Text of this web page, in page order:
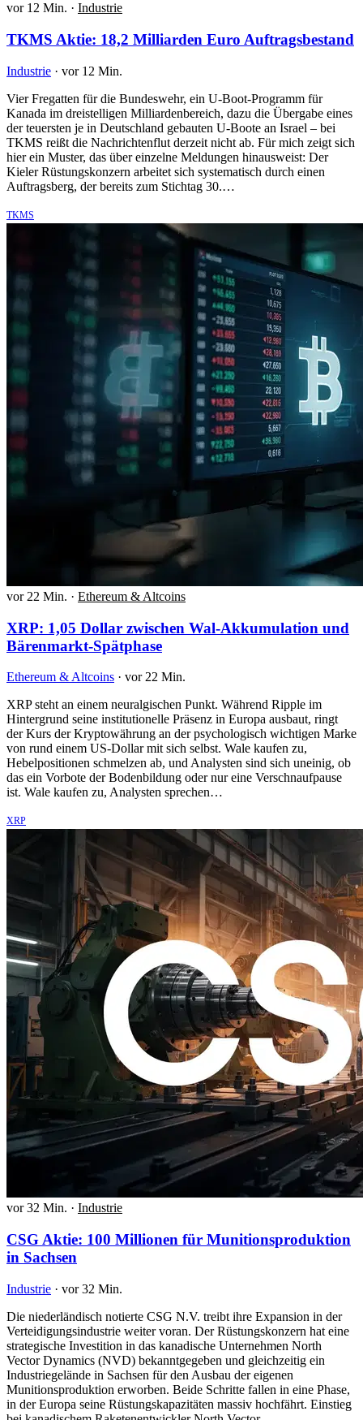
vor 12 Min. · Industrie
TKMS Aktie: 18,2 Milliarden Euro Auftragsbestand
Industrie · vor 12 Min.
Vier Fregatten für die Bundeswehr, ein U-Boot-Programm für
Kanada im dreistelligen Milliardenbereich, dazu die Übergabe eines
der teuersten je in Deutschland gebauten U-Boote an Israel – bei
TKMS reißt die Nachrichtenflut derzeit nicht ab. Für mich zeigt sich
hier ein Muster, das über einzelne Meldungen hinausweist: Der
Kieler Rüstungskonzern arbeitet sich systematisch durch einen
Auftragsberg, der bereits zum Stichtag 30.…
TKMS
vor 22 Min. · Ethereum & Altcoins
XRP: 1,05 Dollar zwischen Wal-Akkumulation und
Bärenmarkt-Spätphase
Ethereum & Altcoins · vor 22 Min.
XRP steht an einem neuralgischen Punkt. Während Ripple im
Hintergrund seine institutionelle Präsenz in Europa ausbaut, ringt
der Kurs der Kryptowährung an der psychologisch wichtigen Marke
von rund einem US-Dollar mit sich selbst. Wale kaufen zu,
Hebelpositionen schmelzen ab, und Analysten sind sich uneinig, ob
das ein Vorbote der Bodenbildung oder nur eine Verschnaufpause
ist. Wale kaufen zu, Analysten sprechen…
XRP
vor 32 Min. · Industrie
CSG Aktie: 100 Millionen für Munitionsproduktion
in Sachsen
Industrie · vor 32 Min.
Die niederländisch notierte CSG N.V. treibt ihre Expansion in der
Verteidigungsindustrie weiter voran. Der Rüstungskonzern hat eine
strategische Investition in das kanadische Unternehmen North
Vector Dynamics (NVD) bekanntgegeben und gleichzeitig ein
Industriegelände in Sachsen für den Ausbau der eigenen
Munitionsproduktion erworben. Beide Schritte fallen in eine Phase,
in der Europa seine Rüstungskapazitäten massiv hochfährt. Einstieg